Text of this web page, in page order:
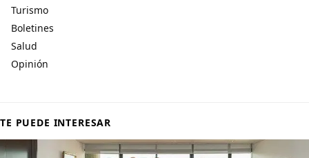
Turismo
Boletines
Salud
Opinión
TE PUEDE INTERESAR